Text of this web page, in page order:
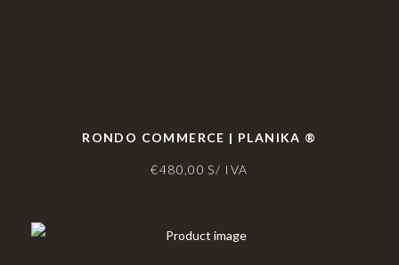
RONDO COMMERCE | PLANIKA ®
€480,00 S/ IVA